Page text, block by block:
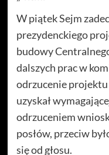
W piątek Sejm
prezydenckiego
budowy
dalszych prac w
odrzucenie
uzyskał
odrzuceniem
posłów, przeciw
się od głosu.